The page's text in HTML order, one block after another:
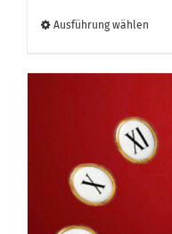
Ausführung wählen
auf.